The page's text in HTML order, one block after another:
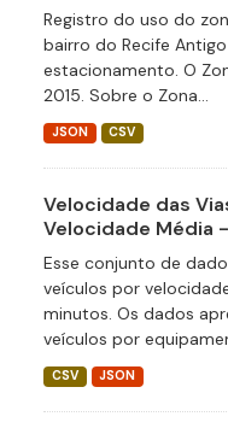
Registro do uso do
bairro do Recife
estacionamento. O
2015. Sobre o Zona...
JSON CSV
Velocidade das
Velocidade Média
Esse conjunto de
veículos por
minutos. Os dados
veículos por
CSV JSON